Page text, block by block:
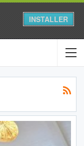
INSTALLER